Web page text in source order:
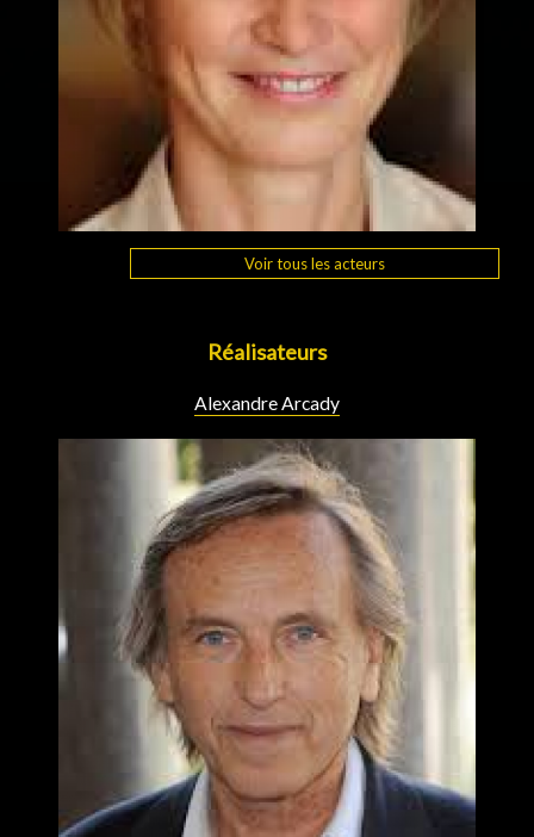
Voir tous les acteurs
Réalisateurs
Alexandre Arcady